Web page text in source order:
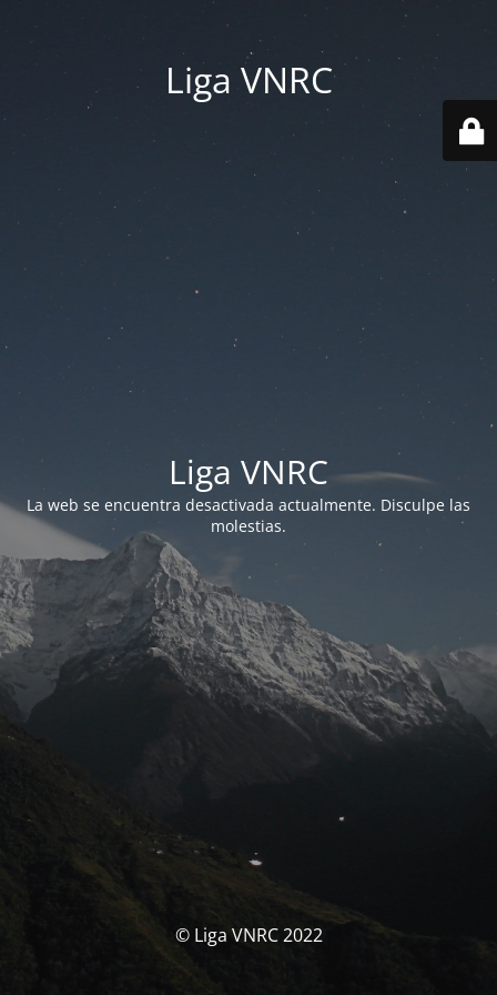
Liga VNRC
Liga VNRC
La web se encuentra desactivada actualmente. Disculpe las
molestias.
© Liga VNRC 2022